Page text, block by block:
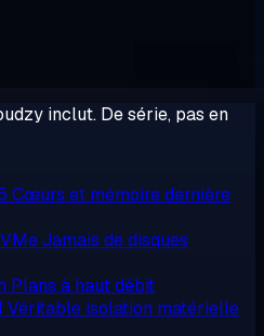
inclut. De série, pas en
Cœurs et mémoire dernière
Jamais de disques
Plans à haut débit
Véritable isolation matérielle